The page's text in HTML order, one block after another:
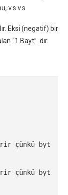
v.s v.s
Eksi (negatif) bir
“1 Bayt” dır.
çünkü byt
çünkü byt